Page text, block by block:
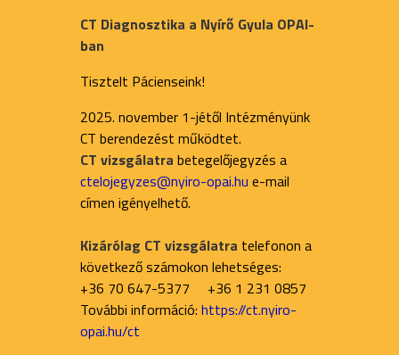
CT Diagnosztika a Nyírő Gyula OPAI-
ban
Tisztelt Pácienseink!
2025. november 1-jétől Intézményünk
CT berendezést működtet.
CT vizsgálatra betegelőjegyzés a
ctelojegyzes@nyiro-opai.hu e-mail
címen igényelhető.
Kizárólag CT vizsgálatra telefonon a
következő számokon lehetséges:
+36 70 647-5377 +36 1 231 0857
További információ: https://ct.nyiro-
opai.hu/ct